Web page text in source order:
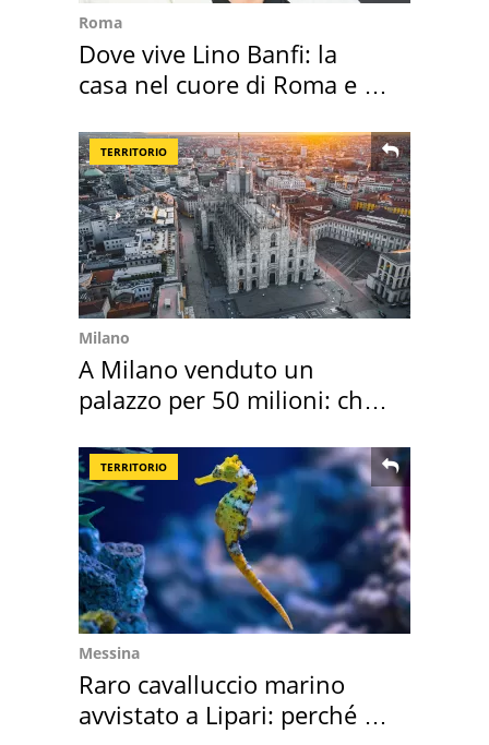
Roma
Dove vive Lino Banfi: la
casa nel cuore di Roma e i
TERRITORIO
Milano
A Milano venduto un
palazzo per 50 milioni: chi
TERRITORIO
Messina
Raro cavalluccio marino
avvistato a Lipari: perché è